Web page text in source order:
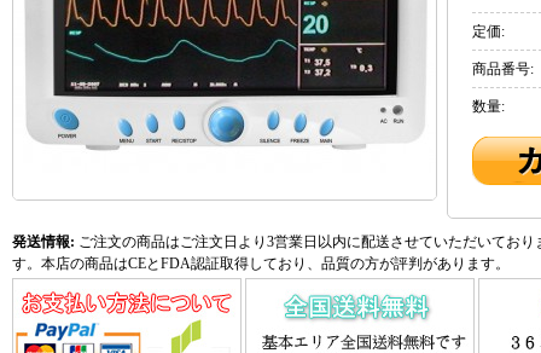
定価:
商品番号:
数量:
発送情報: ご注文の商品はご注文日より3営業日以内に配送させていただいてお
す。本店の商品はCEとFDA認証取得しており、品質の方が評判があります。